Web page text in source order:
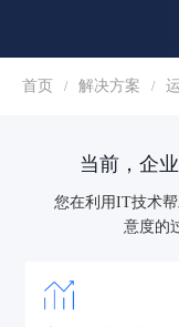
首页 / 解决方案 /
当前，企
您在利用IT技术
意度的